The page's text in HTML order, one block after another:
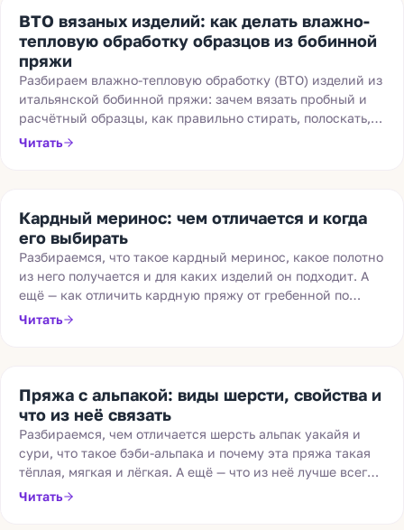
ВТО вязаных изделий: как делать влажно-
тепловую обработку образцов из бобинной
пряжи
Разбираем влажно-тепловую обработку (ВТО) изделий из
итальянской бобинной пряжи: зачем вязать пробный и
расчётный образцы, как правильно стирать, полоскать,
сушить, блокировать и отпаривать вязаные вещи.
Читать
Кардный меринос: чем отличается и когда
его выбирать
Разбираемся, что такое кардный меринос, какое полотно
из него получается и для каких изделий он подходит. А
ещё — как отличить кардную пряжу от гребенной по
фактуре, метражу и артикулу.
Читать
Пряжа с альпакой: виды шерсти, свойства и
что из неё связать
Разбираемся, чем отличается шерсть альпак уакайя и
сури, что такое бэби-альпака и почему эта пряжа такая
тёплая, мягкая и лёгкая. А ещё — что из неё лучше всего
вязать.
Читать